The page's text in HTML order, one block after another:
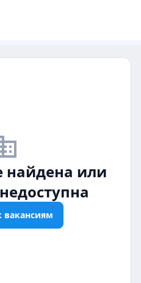
найдена или
вакансиям